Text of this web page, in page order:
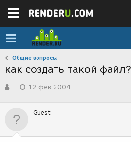
Общие вопросы
как создать такой файл?
в
р
-
а
12 фев 2004
Guest